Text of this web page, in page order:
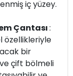
iç yüzey.
Çantası:
özellikleriyle
bir
çift bölmeli